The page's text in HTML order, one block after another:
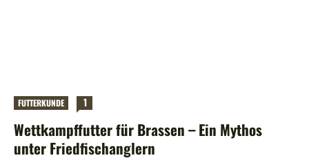
FUTTERKUNDE 1
Wettkampffutter für Brassen – Ein Mythos
unter Friedfischanglern